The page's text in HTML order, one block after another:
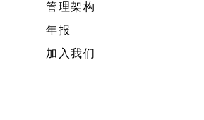
管理架构
年报
加入我们